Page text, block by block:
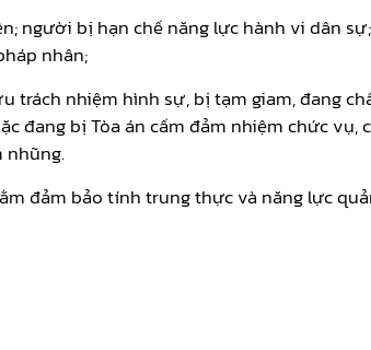
người bị hạn chế năng lực hành vi dân
nhân;
trách nhiệm hình sự, bị tạm giam, đang
đang bị Tòa án cấm đảm nhiệm chức
nhũng.
đảm bảo tính trung thực và năng lực